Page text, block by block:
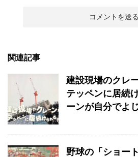
関連記事
建設現場のクレ
テッペンに居続
ーンが自分でよ
野球の「ショー